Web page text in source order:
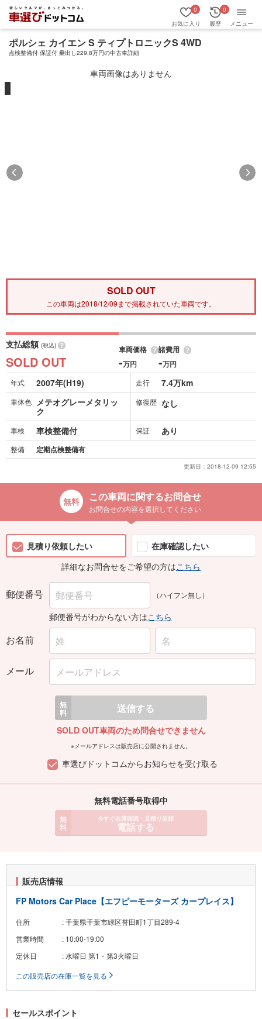
お気に入り
0
履歴
0
メニュー
ポルシェ カイエン S ティプトロニックS 4WD
点検整備付 保証付 乗出し229.8万円の中古車詳細
車両画像はありません
SOLD OUT
この車両は2018/12/09まで掲載されていた車両です。
支払総額 (税込)
SOLD OUT
車両価格
-万円
諸費用
-万円
年式 2007年(H19) 走行 7.4万km
車体色
メテオグレーメタリッ
ク
修復歴 なし
車検 車検整備付 保証 あり
整備 定期点検整備有
更新日： 2018-12-09 12:55
この車両に関するお問合せ
お問合せの内容を選択してください
見積り依頼したい
在庫確認したい
詳細なお問合せをご希望の方はこちら
郵便番号 （ハイフン無し）
郵便番号がわからない方はこちら
お名前
メール
無
料 送信する
SOLD OUT車両のため問合せできません
※メールアドレスは販売店に公開されません。
車選びドットコムからお知らせを受け取る
無料電話番号取得中
無
料
今すぐ在庫確認・見積り依頼
電話する
販売店情報
FP Motors Car Place【エフピーモーターズ カープレイス】
住所
: 千葉県千葉市緑区誉田町1丁目289-4
営業時間
: 10:00-19:00
定休日
: 水曜日 第1・第3火曜日
この販売店の在庫一覧を見る
セールスポイント